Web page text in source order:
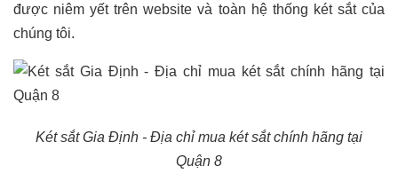
được niêm yết trên website và toàn hệ thống két sắt của
chúng tôi.
Két sắt Gia Định - Địa chỉ mua két sắt chính hãng tại
Quận 8